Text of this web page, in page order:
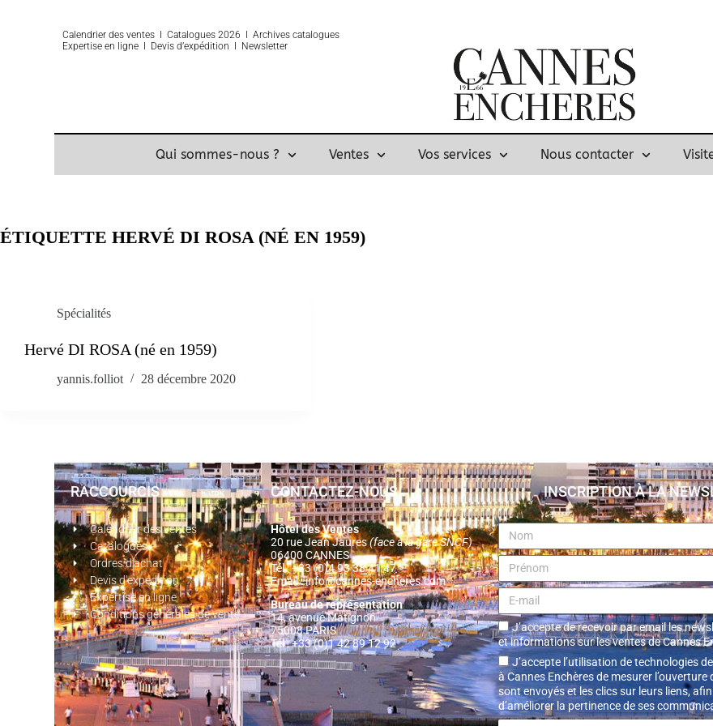
Calendrier des ventes ΙCatalogues 2026 ΙArchives catalogues
Expertise en ligne Ι Devis d’expédition Newsletter
Qui sommes-nous ? Ventes Vos services Nous contacter
ÉTIQUETTE HERVÉ DI ROSA (NÉ EN 1959)
Spécialités
Hervé DI ROSA (né en 1959)
yannis.folliot 28 décembre 2020
RACCOURCIS
Calendrier des ventes
Catalogues
Ordres d'achat
Devis d'expédition
Expertise en ligne
Conditions générales de vente
CONTACTEZ-NOUS
Hôtel des Ventes
20 rue Jean Jaures(face à la gare SNCF)
06400 CANNES
Tél : +33 (0)4 93 38 41 47
Email :info@cannes-encheres.com
Bureau de représentation
14, avenue Matignon
75008 PARIS
Tél : +33 (0)1 42 89 12 92
INSCRIPTION À LA
J’accepte de recevoir par email les
et informations sur les ventes de Cannes
J’accepte l’utilisation de technologies
à Cannes Enchères de mesurer l’ouverture
sont envoyés et les clics sur leurs liens, afin
d’améliorer la pertinence de ses